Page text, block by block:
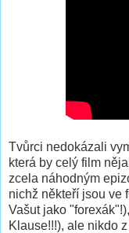
Tvůrci nedokázali
která by celý film
zcela náhodným
nichž někteří jsou ve
Vašut jako
Klause!!!), ale nikdo